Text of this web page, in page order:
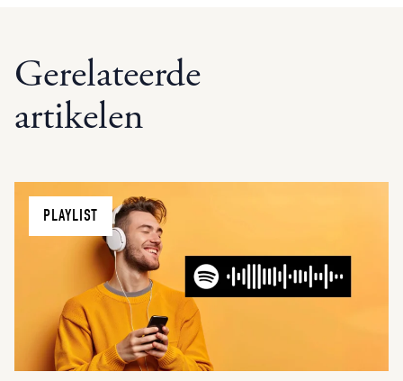
Gerelateerde
artikelen
PLAYLIST